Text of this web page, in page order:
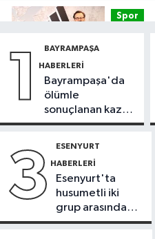
Spor
yeni
İstanbul
VAR'ları
1 BAYRAMPAŞA
HABERLERI
Bayrampaşa'da
ölümle
sonuçlanan kaza:
Sürücü
3 ESENYURT
HABERLERI
Esenyurt'ta
husumetli iki
grup arasında
silahlı kavga